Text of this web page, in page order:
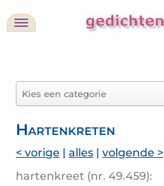
Hartenkreten
< vorige | alles | volgende >
hartenkreet (nr. 49.459):